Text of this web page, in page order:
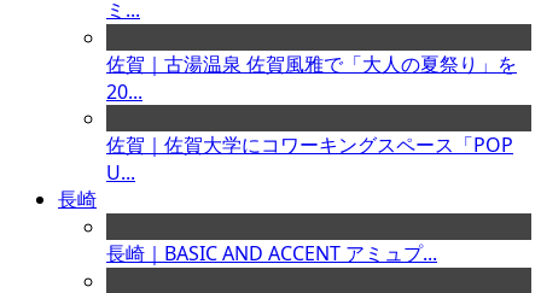
ミ...
佐賀｜古湯温泉 佐賀風雅で「大人の夏祭り」を
20...
佐賀｜佐賀大学にコワーキングスペース「POP
U...
長崎
長崎｜BASIC AND ACCENT アミュプ...